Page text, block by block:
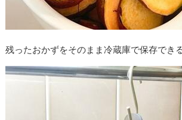
残ったおかずをそのまま冷蔵庫で保存でき